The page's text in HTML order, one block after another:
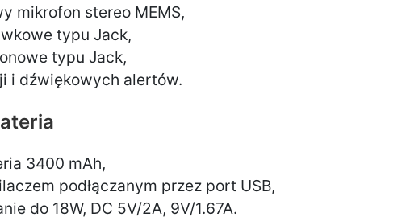
mikrofon stereo MEMS,
typu Jack,
typu Jack,
i dźwiękowych alertów.
3400 mAh,
podłączanym przez port USB,
do 18W, DC 5V/2A, 9V/1.67A.